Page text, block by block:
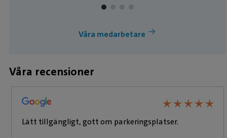
Våra medarbetare
Våra recensioner
★★★★★
★★★★★
Lätt tillgängligt, gott om parkeringsplatser.